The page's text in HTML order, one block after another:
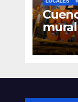
mural